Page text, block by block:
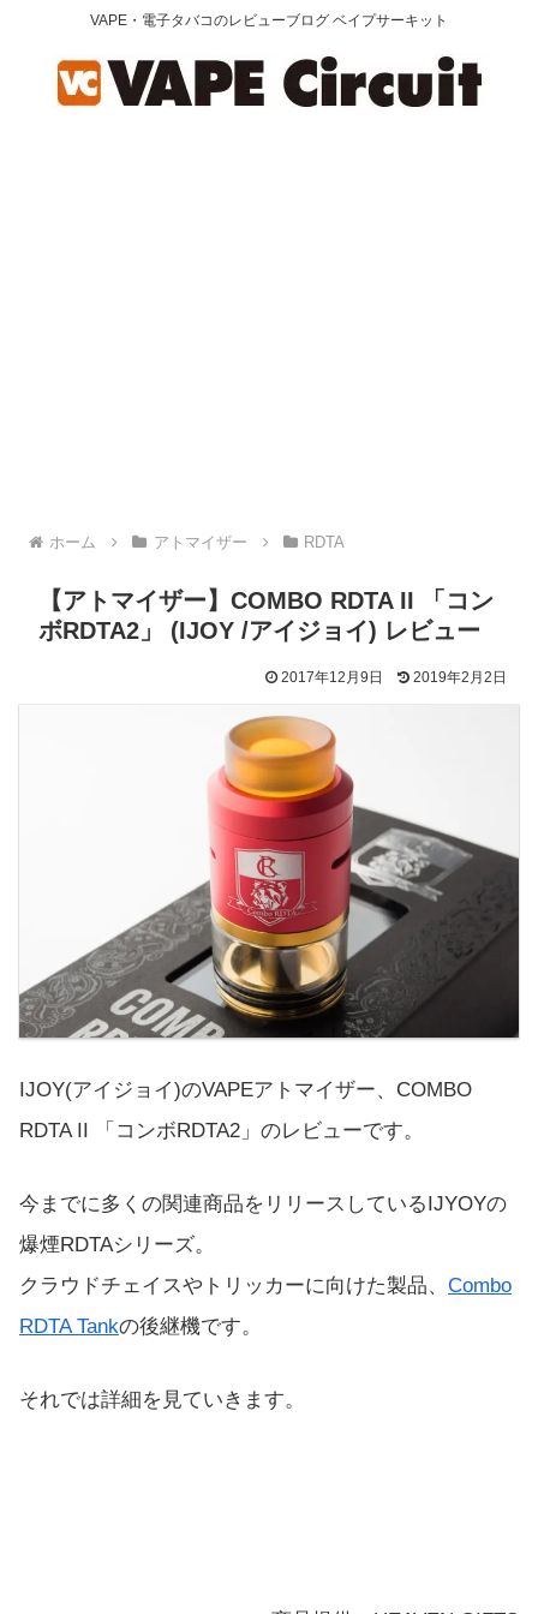
VAPE・電子タバコのレビューブログ ベイプサーキット
ホーム アトマイザー RDTA
【アトマイザー】COMBO RDTA II 「コン
ボRDTA2」 (IJOY /アイジョイ) レビュー
2017年12月9日 2019年2月2日
IJOY(アイジョイ)のVAPEアトマイザー、COMBO
RDTA II 「コンボRDTA2」のレビューです。
今までに多くの関連商品をリリースしているIJYOYの
爆煙RDTAシリーズ。
クラウドチェイスやトリッカーに向けた製品、 Combo
RDTA Tankの後継機です。
それでは詳細を見ていきます。